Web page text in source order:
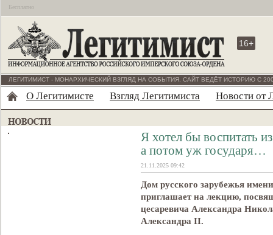
Бесплатно
16+
ЛЕГИТИМИСТ - МОНАРХИЧЕСКИЙ ВЗГЛЯД НА СОБЫТИЯ. САЙТ ВЕДЁТ ИСТОРИЮ С
О Легитимисте Взгляд Легитимиста Новости от
Я хотел бы воспитать
а потом уж государя…
21.11.2025 09:42
Дом русского зарубежья
приглашает на лекцию,
цесаревича Александра
Александра II.